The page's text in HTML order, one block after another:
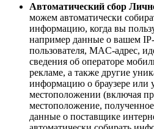
Автоматический сбор
можем автоматически
информацию, когда вы
например данные о вашем IP-
пользователя, MAC-адрес,
сведения об операторе
рекламе, а также другие
информацию о браузере или
местоположении (включая
местоположение,
данные о поставщике